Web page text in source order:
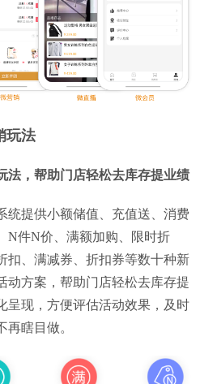
玩法
法，帮助门店轻松去库存提业绩
统提供小额储值、充值送、消费
N件N价、满额加购、限时折
扣、满减券、折扣券等数十种新
动方案，帮助门店轻松去库存提
呈现，方便评估活动效果，及时
动不再瞎目做。